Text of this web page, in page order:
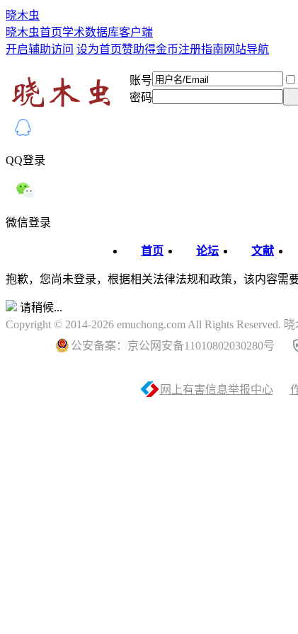
晓木虫
晓木虫首页学术数据库客户端
开启辅助访问 设为首页赞助得金币注册指南 网站导航
账号
密码
QQ登录
微信登录
首页 论坛 文献
抱歉，您尚未登录，根据相关法律法规和政策，该内容需
请稍候...
Copyright © 2014-2026 emuchong.com All Rights Reserved.
公安备案：京公网安备11010802030280号
网上有害信息举报中心